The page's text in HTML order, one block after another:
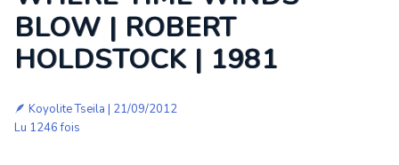
BLOW | ROBERT
HOLDSTOCK | 1981
🪶 Koyolite Tseila | 21/09/2012
Lu 1246 fois